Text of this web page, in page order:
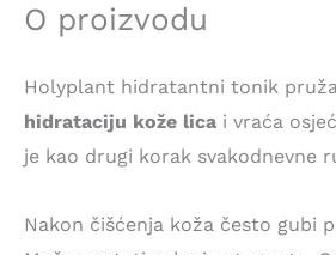
O proizvodu
Holyplant hidratantni tonik
hidrataciju kože lica i vraća
je kao drugi korak svakodnevne
Nakon čišćenja koža često gubi